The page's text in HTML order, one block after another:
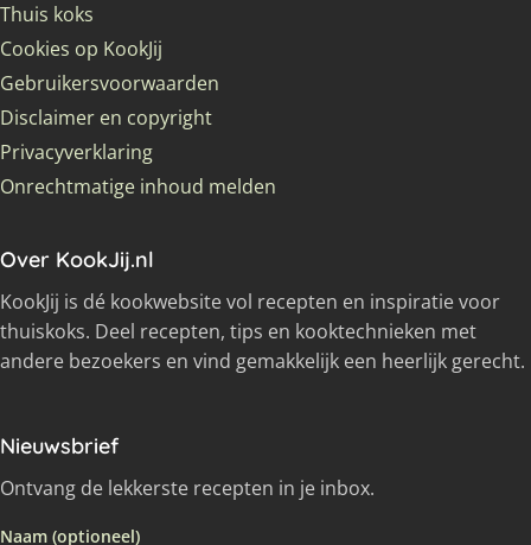
Thuis koks
Cookies op KookJij
Gebruikersvoorwaarden
Disclaimer en copyright
Privacyverklaring
Onrechtmatige inhoud melden
Over KookJij.nl
KookJij is dé kookwebsite vol recepten en inspiratie voor
thuiskoks. Deel recepten, tips en kooktechnieken met
andere bezoekers en vind gemakkelijk een heerlijk gerecht.
Nieuwsbrief
Ontvang de lekkerste recepten in je inbox.
Naam (optioneel)